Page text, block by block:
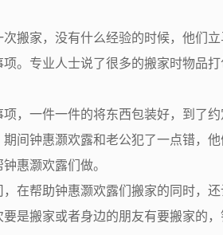
家，没有什么经验的时候，他们立
。专业人士说了很多的搬家时物品
一件一件的将东西包装好，到了约
间钟惠灏欢露和老公犯了一点错，
惠灏欢露们做。
帮助钟惠灏欢露们搬家的同时，还
是搬家或者身边的朋友有要搬家的